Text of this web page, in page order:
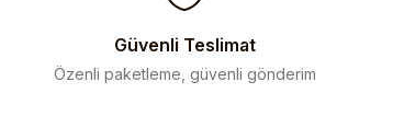
Güvenli Teslimat
Özenli paketleme, güvenli gönderim